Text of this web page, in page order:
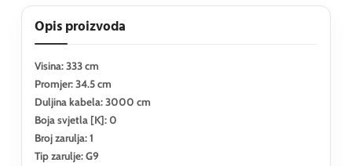
Opis proizvoda
Visina: 333 cm
Promjer: 34.5 cm
Duljina kabela: 3000 cm
Boja svjetla [K]: 0
Broj zarulja: 1
Tip zarulje: G9